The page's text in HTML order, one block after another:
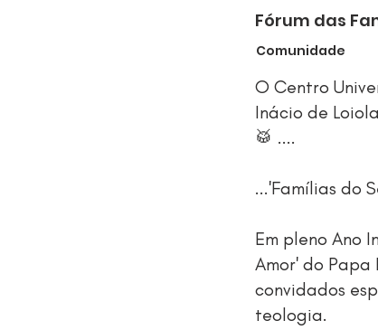
Fórum das
Comunidade
O Centro
Inácio de
🥁 ....
...'Famílias do
Em pleno Ano
Amor' do Papa
convidados
teologia.